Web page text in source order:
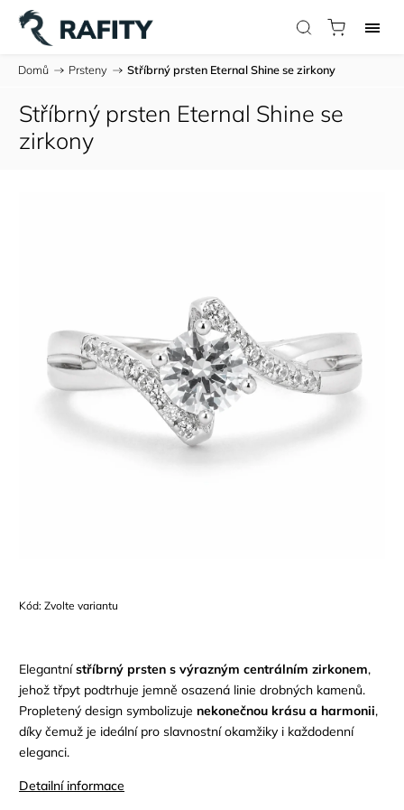
Domů / Prsteny / Stříbrný prsten Eternal Shine se zirkony
Stříbrný prsten Eternal Shine se
zirkony
Kód: Zvolte variantu
Elegantnístříbrný prsten s výrazným centrálním zirkonem,
jehož třpyt podtrhuje jemně osazená linie drobných kamenů.
Propletený design symbolizuje nekonečnou krásu a harmonii,
díky čemuž je ideální pro slavnostní okamžiky i každodenní
eleganci.
Detailní informace